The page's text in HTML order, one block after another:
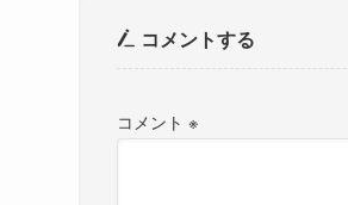
コメントする
コメント ※